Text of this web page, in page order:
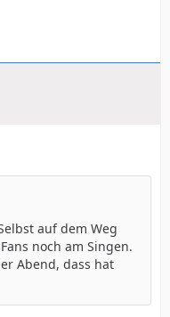
auf dem Weg
noch am Singen.
Abend, dass hat